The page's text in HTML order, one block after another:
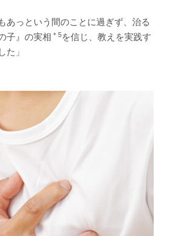
あっという間のことに過ぎず、治る
子』の実相 ＊5を信じ、教えを実践す
た」